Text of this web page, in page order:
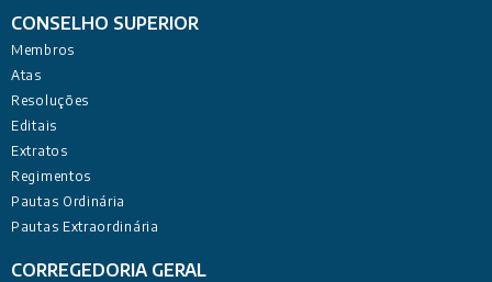
CONSELHO SUPERIOR
Membros
Atas
Resoluções
Editais
Extratos
Regimentos
Pautas Ordinária
Pautas Extraordinária
CORREGEDORIA GERAL